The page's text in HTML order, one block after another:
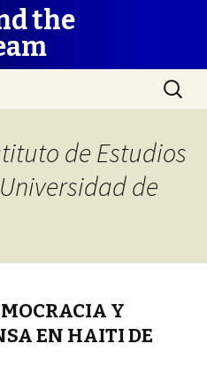
the
Search
for:
de Estudios
de
Y
EN HAITI DE